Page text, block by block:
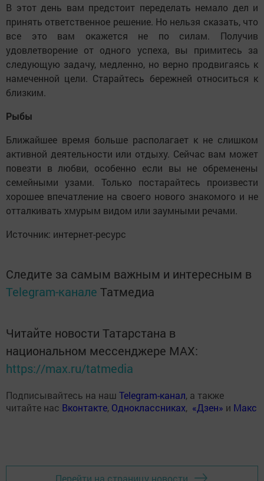
В этот день вам предстоит переделать немало дел и
принять ответственное решение. Но нельзя сказать, что
все это вам окажется не по силам. Получив
удовлетворение от одного успеха, вы примитесь за
следующую задачу, медленно, но верно продвигаясь к
намеченной цели. Старайтесь бережней относиться к
близким.
Рыбы
Ближайшее время больше располагает к не слишком
активной деятельности или отдыху. Сейчас вам может
повезти в любви, особенно если вы не обременены
семейными узами. Только постарайтесь произвести
хорошее впечатление на своего нового знакомого и не
отталкивать хмурым видом или заумными речами.
Источник: интернет-ресурс
Следите за самым важным и интересным в
Telegram-канале Татмедиа
Читайте новости Татарстана в
национальном мессенджере MАХ:
https://max.ru/tatmedia
Подписывайтесь на наш Telegram-канал, а также
читайте нас Вконтакте, Одноклассниках, «Дзен» и Макс
Перейти на страницу новости